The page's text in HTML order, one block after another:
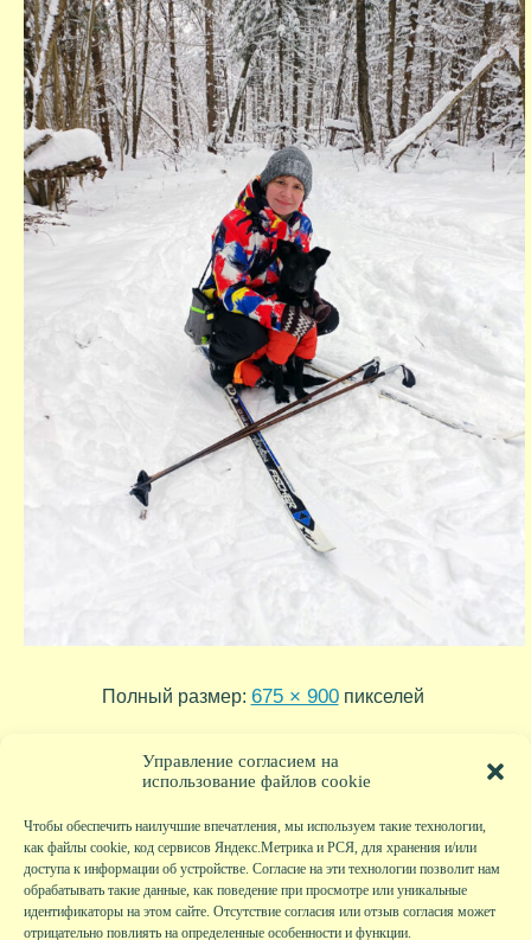
Управление согласием на
использование файлов cookie
Чтобы обеспечить наилучшие впечатления, мы используем такие технологии,
как файлы cookie, код сервисов Яндекс.Метрика и РСЯ, для хранения и/или
доступа к информации об устройстве. Согласие на эти технологии позволит нам
обрабатывать такие данные, как поведение при просмотре или уникальные
идентификаторы на этом сайте. Отсутствие согласия или отзыв согласия может
отрицательно повлиять на определенные особенности и функции.
Полный размер: 675 × 900пикселей